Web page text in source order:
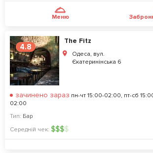
Меню
4.8
The Fitz
Одеса, вул.
Єкатеринінська 6
зачинено зараз пн-чт 15:00-02:00, пт-сб
02:00
Тип: Бар
Середній чек: $$$$